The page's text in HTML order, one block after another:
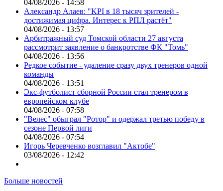
04/08/2026 - 14:58
Александр Алаев: "KPI в 18 тысяч зрителей -
достижимая цифра. Интерес к РПЛ растёт"
04/08/2026 - 13:57
Арбитражный суд Томской области 27 августа
рассмотрит заявление о банкротстве ФК "Томь"
04/08/2026 - 13:56
Редкое событие - удаление сразу двух тренеров одной
команды
04/08/2026 - 13:51
Экс-футболист сборной России стал тренером в
европейском клубе
04/08/2026 - 07:58
"Велес" обыграл "Ротор" и одержал третью победу в
сезоне Первой лиги
04/08/2026 - 07:54
Игорь Черевченко возглавил "Актобе"
03/08/2026 - 12:42
Больше новостей